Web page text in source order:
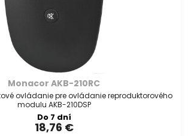
Monacor AKB-210RC
ovládanie pre ovládanie reproduktorového
modulu AKB-210DSP
Do 7 dní
18,76 €